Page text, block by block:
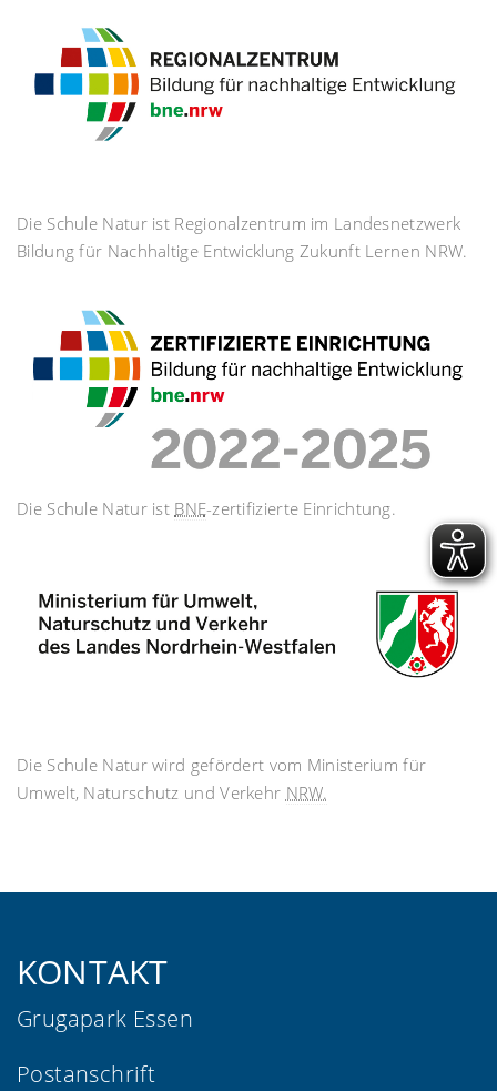
Die Schule Natur ist Regionalzentrum im Landesnetzwerk
Bildung für Nachhaltige Entwicklung Zukunft Lernen NRW.
Die Schule Natur ist BNE-zertifizierte Einrichtung.
Die Schule Natur wird gefördert vom Ministerium für
Umwelt, Naturschutz und Verkehr NRW.
KONTAKT
Grugapark Essen
Postanschrift